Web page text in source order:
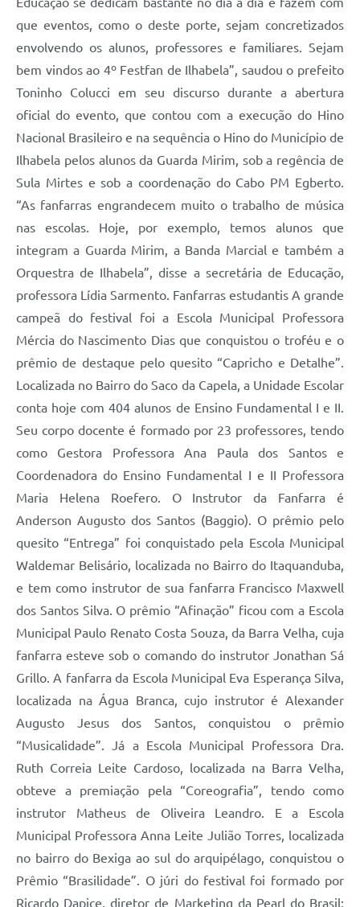
que eventos, como o deste porte, sejam concretizados
envolvendo os alunos, professores e familiares. Sejam
bem vindos ao 4º Festfan de Ilhabela”, saudou o prefeito
Toninho Colucci em seu discurso durante a abertura
oficial do evento, que contou com a execução do Hino
Nacional Brasileiro e na sequência o Hino do Município de
Ilhabela pelos alunos da Guarda Mirim, sob a regência de
Sula Mirtes e sob a coordenação do Cabo PM Egberto.
“As fanfarras engrandecem muito o trabalho de música
nas escolas. Hoje, por exemplo, temos alunos que
integram a Guarda Mirim, a Banda Marcial e também a
Orquestra de Ilhabela”, disse a secretária de Educação,
professora Lídia Sarmento. Fanfarras estudantis A grande
campeã do festival foi a Escola Municipal Professora
Mércia do Nascimento Dias que conquistou o troféu e o
prêmio de destaque pelo quesito “Capricho e Detalhe”.
Localizada no Bairro do Saco da Capela, a Unidade Escolar
conta hoje com 404 alunos de Ensino Fundamental I e II.
Seu corpo docente é formado por 23 professores, tendo
como Gestora Professora Ana Paula dos Santos e
Coordenadora do Ensino Fundamental I e II Professora
Maria Helena Roefero. O Instrutor da Fanfarra é
Anderson Augusto dos Santos (Baggio). O prêmio pelo
quesito “Entrega” foi conquistado pela Escola Municipal
Waldemar Belisário, localizada no Bairro do Itaquanduba,
e tem como instrutor de sua fanfarra Francisco Maxwell
dos Santos Silva. O prêmio “Afinação” ficou com a Escola
Municipal Paulo Renato Costa Souza, da Barra Velha, cuja
fanfarra esteve sob o comando do instrutor Jonathan Sá
Grillo. A fanfarra da Escola Municipal Eva Esperança Silva,
localizada na Água Branca, cujo instrutor é Alexander
Augusto Jesus dos Santos, conquistou o prêmio
“Musicalidade”. Já a Escola Municipal Professora Dra.
Ruth Correia Leite Cardoso, localizada na Barra Velha,
obteve a premiação pela “Coreografia”, tendo como
instrutor Matheus de Oliveira Leandro. E a Escola
Municipal Professora Anna Leite Julião Torres, localizada
no bairro do Bexiga ao sul do arquipélago, conquistou o
Prêmio “Brasilidade”. O júri do festival foi formado por
Ricardo Dapice, diretor de Marketing da Pearl do Brasil;